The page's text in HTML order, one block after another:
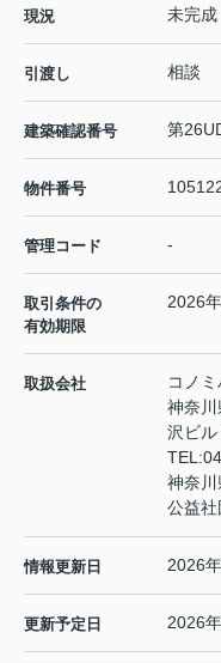
現況 未完成
引渡し 相談
建築確認番号 第
物件番号
管理コード -
取引条件の
有効期限
2026
取扱会社
コノ
神奈
沢ビル
TEL:
神奈
公益
情報更新日 2026
更新予定日 2026